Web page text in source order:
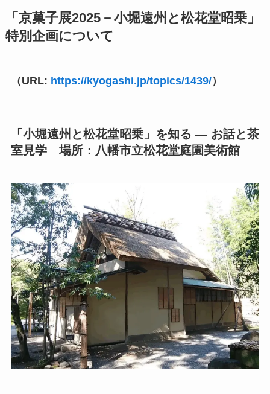
「京菓子展2025－小堀遠州と松花堂昭乗」
特別企画について
（URL: https://kyogashi.jp/topics/1439/）
「小堀遠州と松花堂昭乗」を知る ― お話と茶
室見学 場所：八幡市立松花堂庭園美術館